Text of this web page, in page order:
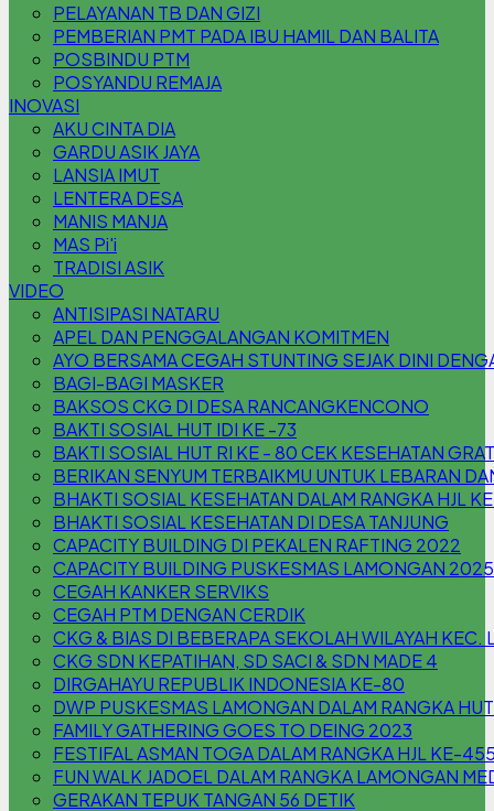
PELAYANAN TB DAN GIZI
PEMBERIAN PMT PADA IBU HAMIL DAN BALITA
POSBINDU PTM
POSYANDU REMAJA
INOVASI
AKU CINTA DIA
GARDU ASIK JAYA
LANSIA IMUT
LENTERA DESA
MANIS MANJA
MAS Pi'i
TRADISI ASIK
VIDEO
ANTISIPASI NATARU
APEL DAN PENGGALANGAN KOMITMEN
AYO BERSAMA CEGAH STUNTING SEJAK DINI
BAGI-BAGI MASKER
BAKSOS CKG DI DESA RANCANGKENCONO
BAKTI SOSIAL HUT IDI KE -73
BAKTI SOSIAL HUT RI KE - 80 CEK KESEHATAN
BERIKAN SENYUM TERBAIKMU UNTUK LEBARAN
BHAKTI SOSIAL KESEHATAN DALAM RANGKA HJL
BHAKTI SOSIAL KESEHATAN DI DESA TANJUNG
CAPACITY BUILDING DI PEKALEN RAFTING 2022
CAPACITY BUILDING PUSKESMAS LAMONGAN 2025
CEGAH KANKER SERVIKS
CEGAH PTM DENGAN CERDIK
CKG & BIAS DI BEBERAPA SEKOLAH WILAYAH KEC.
CKG SDN KEPATIHAN, SD SACI & SDN MADE 4
DIRGAHAYU REPUBLIK INDONESIA KE-80
DWP PUSKESMAS LAMONGAN DALAM RANGKA
FAMILY GATHERING GOES TO DEING 2023
FESTIFAL ASMAN TOGA DALAM RANGKA HJL KE-
FUN WALK JADOEL DALAM RANGKA LAMONGAN
GERAKAN TEPUK TANGAN 56 DETIK